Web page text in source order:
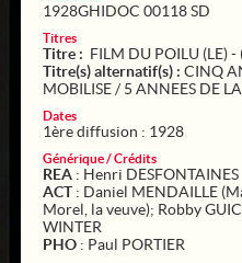
1928GHIDOC 00118 SD
Titres
Titre : FILM DU POILU (LE) -
Titre(s) alternatif(s) : CINQ
MOBILISE / 5 ANNEES DE
Dates
1ère diffusion : 1928
Générique / Crédits
REA : Henri DESFONTAINES
ACT: Daniel MENDAILLE
Morel, la veuve); Robby
WINTER
PHO : Paul PORTIER